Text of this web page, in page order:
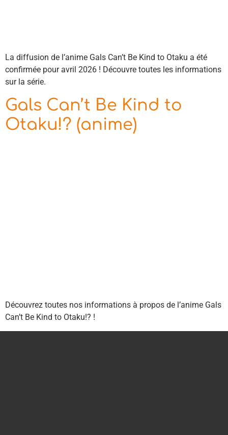
La diffusion de l’anime Gals Can’t Be Kind to Otaku a été
confirmée pour avril 2026 ! Découvre toutes les informations
sur la série.
Gals Can’t Be Kind to
Otaku!? (anime)
Découvrez toutes nos informations à propos de l’anime Gals
Can’t Be Kind to Otaku!? !